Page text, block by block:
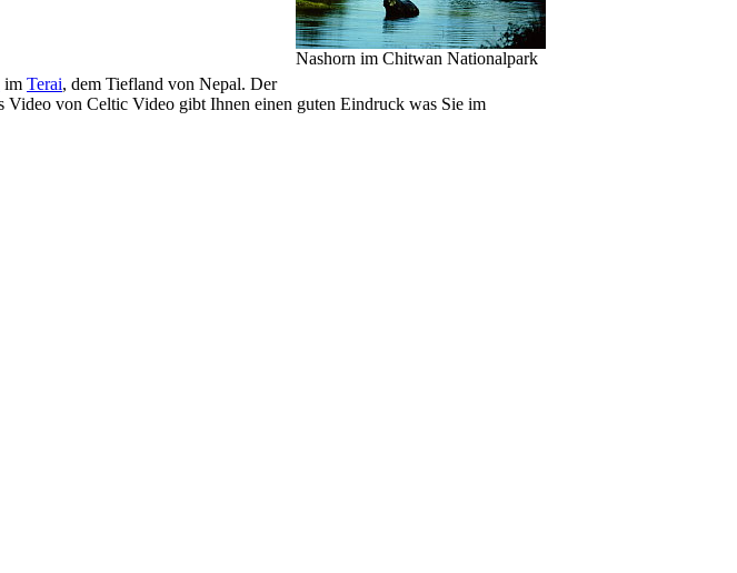
Nashorn im Chitwan Nationalpark
im Terai, dem Tiefland von Nepal. Der
von Celtic Video gibt Ihnen einen guten Eindruck was Sie im